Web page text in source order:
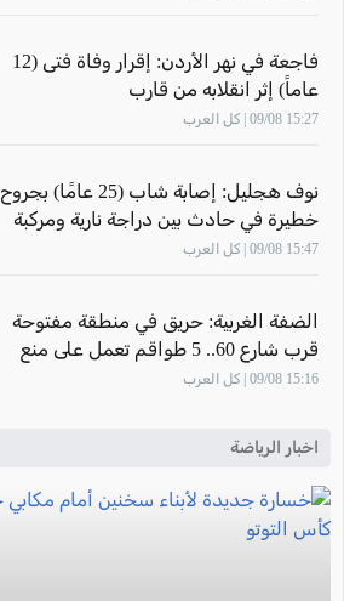
فاجعة في نهر الأردن: إقرار وفاة فتى (12
عاماً) إثر انقلابه من قارب
15:27 09/08 | كل العرب
نوف هجليل: إصابة شاب (25 عامًا) بجروح
خطيرة في حادث بين دراجة نارية ومركبة
15:47 09/08 | كل العرب
الضفة الغربية: حريق في منطقة مفتوحة
قرب شارع 60.. 5 طواقم تعمل على منع
انتشاره
15:16 09/08 | كل العرب
اخبار الرياضة